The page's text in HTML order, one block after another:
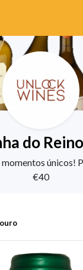
do
únicos!
€40